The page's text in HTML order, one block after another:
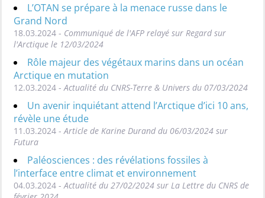
L’OTAN se prépare à la menace russe dans le
Grand Nord
18.03.2024 - Communiqué de l'AFP relayé sur Regard sur
l'Arctique le 12/03/2024
Rôle majeur des végétaux marins dans un océan
Arctique en mutation
12.03.2024 - Actualité du CNRS-Terre & Univers du 07/03/2024
Un avenir inquiétant attend l’Arctique d’ici 10 ans,
révèle une étude
11.03.2024 - Article de Karine Durand du 06/03/2024 sur
Futura
Paléosciences : des révélations fossiles à
l’interface entre climat et environnement
04.03.2024 - Actualité du 27/02/2024 sur La Lettre du CNRS de